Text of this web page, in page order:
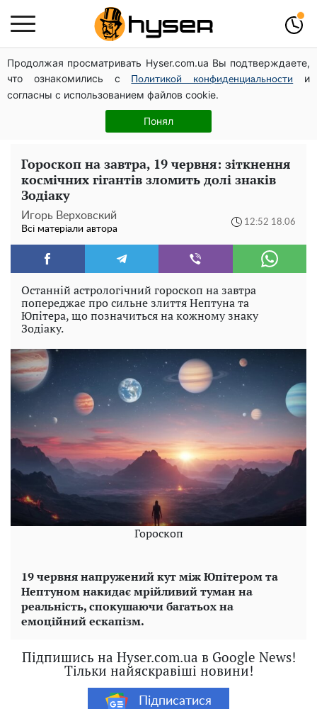
Продолжая просматривать Hyser.com.ua Вы подтверждаете,
что ознакомились с
Политикой конфиденциальности
и
согласны с использованием файлов cookie.
Понял
Українська авіатранспортна асоціація звернулася до
Мінфіну із закликом уніфікувати оподаткування
авіалізингу
Олена Тополя злив відео – це далеко не все: фронтмен
"Антитіла" Тарас Тополя став наступним
Гороскоп на завтра, 19 червня: зіткнення
космічних гігантів зломить долі знаків
Зодіаку
Игорь Верховский
Всі матеріали автора
12:52 18.06
Останній астрологічний гороскоп на завтра
попереджає про сильне злиття Нептуна та
Юпітера, що позначиться на кожному знаку
Зодіаку.
Гороскоп
19 червня напружений кут між Юпітером та
Нептуном накидає мрійливий туман на
реальність, спокушаючи багатьох на
емоційний ескапізм.
Підпишись на Hyser.com.ua в Google News!
Тільки найяскравіші новини!
Підписатися